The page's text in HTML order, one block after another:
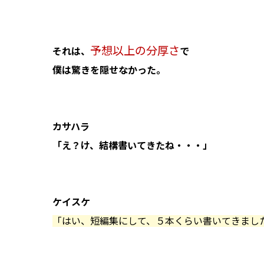
それは、 予想以上の分厚さで
僕は驚きを隠せなかった。
カサハラ
「え？け、結構書いてきたね・・・」
ケイスケ
「はい、短編集にして、５本くらい書いてきまし